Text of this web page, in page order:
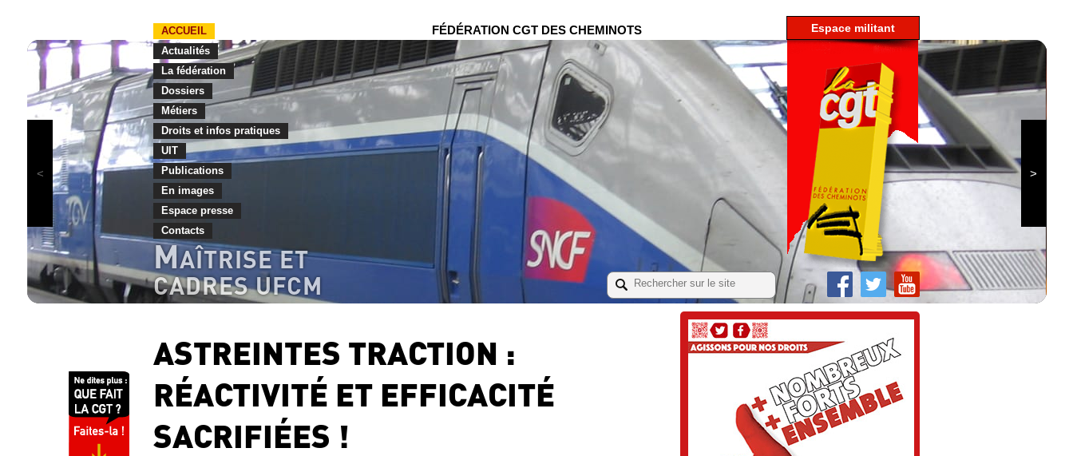
FÉDÉRATION CGT DES CHEMINOTS
ACCUEIL
Actualités
La fédération
Dossiers
Métiers
Droits et infos pratiques
UIT
Publications
En images
Espace presse
Contacts
espace militant
MAÎTRISE ET
CADRES UFCM
ASTREINTES TRACTION :
RÉACTIVITÉ ET EFFICACITÉ
SACRIFIÉES !